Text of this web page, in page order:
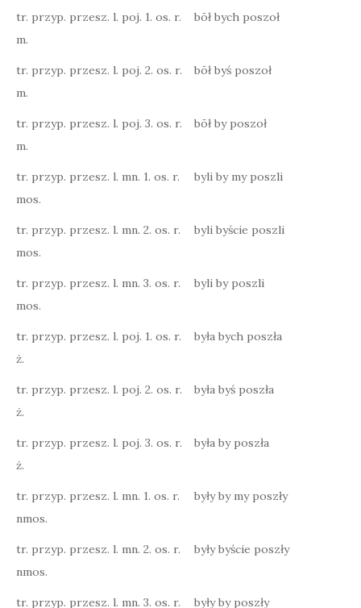
tr. przyp. przesz. l. poj. 1. os. r.
m.
bōł bych poszoł
tr. przyp. przesz. l. poj. 2. os. r.
m.
bōł byś poszoł
tr. przyp. przesz. l. poj. 3. os. r.
m.
bōł by poszoł
tr. przyp. przesz. l. mn. 1. os. r.
mos.
byli by my poszli
tr. przyp. przesz. l. mn. 2. os. r.
mos.
byli byście poszli
tr. przyp. przesz. l. mn. 3. os. r.
mos.
byli by poszli
tr. przyp. przesz. l. poj. 1. os. r.
ż.
była bych poszła
tr. przyp. przesz. l. poj. 2. os. r.
ż.
była byś poszła
tr. przyp. przesz. l. poj. 3. os. r.
ż.
była by poszła
tr. przyp. przesz. l. mn. 1. os. r.
nmos.
były by my poszły
tr. przyp. przesz. l. mn. 2. os. r.
nmos.
były byście poszły
tr. przyp. przesz. l. mn. 3. os. r.
były by poszły